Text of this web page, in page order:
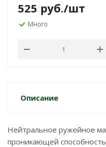
525 руб./шт
Много
Описание
Нейтральное ружейное
проникающей